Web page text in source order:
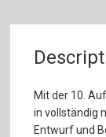
Mit der 10.
in vollständig
Entwurf und